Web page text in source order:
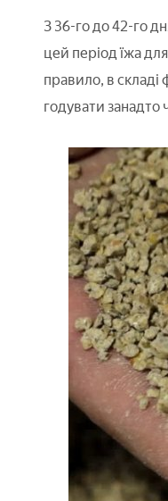
З 36-го до 42-го
цей період їжа
правило, в складі
годувати занадто